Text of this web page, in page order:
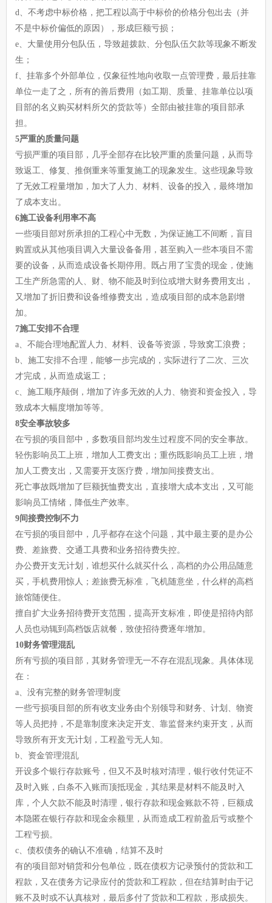
d、不考虑中标价格，把工程以高于中标价的价格分包出去（并
不是中标价偏低的原因），形成巨额亏损；
e、大量使用分包队伍，导致超拨款、分包队伍欠款等现象不断发
生；
f、挂靠多个外部单位，仅象征性地向收取一点管理费，最后挂靠
单位一走了之，所有的善后费用（如工期、质量、挂靠单位以项
目部的名义购买材料所欠的货款等）全部由被挂靠的项目部承
担。
5严重的质量问题
亏损严重的项目部，几乎全部存在比较严重的质量问题，从而导
致返工、修复、推倒重来等重复施工的现象发生。这些现象导致
了无效工程量增加，加大了人力、材料、设备的投入，最终增加
了成本支出。
6施工设备利用率不高
一些项目部对所承担的工程心中无数，为保证施工不间断，盲目
购置或从其他项目调入大量设备备用，甚至购入一些本项目不需
要的设备，从而造成设备长期停用。既占用了宝贵的现金，使施
工生产所急需的人、财、物不能及时到位或增大财务费用支出，
又增加了折旧费和设备维修费支出，造成项目部的成本急剧增
加。
7施工安排不合理
a、不能合理地配置人力、材料、设备等资源，导致窝工浪费；
b、施工安排不合理，能够一步完成的，实际进行了二次、三次
才完成，从而造成返工；
c、施工顺序颠倒，增加了许多无效的人力、物资和资金投入，导
致成本大幅度增加等等。
8安全事故较多
在亏损的项目部中，多数项目部均发生过程度不同的安全事故。
轻伤影响员工上班，增加人工费支出；重伤既影响员工上班，增
加人工费支出，又需要开支医疗费，增加间接费支出。
死亡事故既增加了巨额抚恤费支出，直接增大成本支出，又可能
影响员工情绪，降低生产效率。
9间接费控制不力
在亏损的项目部中，几乎都存在这个问题，其中最主要的是办公
费、差旅费、交通工具费和业务招待费失控。
办公费开支无计划，谁想买什么就买什么，高档的办公用品随意
买，手机费用惊人；差旅费无标准，飞机随意坐，什么样的高档
旅馆随便住。
擅自扩大业务招待费开支范围，提高开支标准，即使是招待内部
人员也动辄到高档饭店就餐，致使招待费逐年增加。
10财务管理混乱
所有亏损的项目部，其财务管理无一不存在混乱现象。具体体现
在：
a、没有完整的财务管理制度
一些亏损项目部的所有收支业务由个别领导和财务、计划、物资
等人员把持，不是靠制度来决定开支、靠监督来约束开支，从而
导致所有开支无计划，工程盈亏无人知。
b、资金管理混乱
开设多个银行存款账号，但又不及时核对清理，银行收付凭证不
及时入账，白条不入账而顶抵现金，其结果是材料不能及时入
库，个人欠款不能及时清理，银行存款和现金账款不符，巨额成
本隐匿在银行存款和现金余额里，从而造成工程前盈后亏或整个
工程亏损。
c、债权债务的确认不准确，结算不及时
有的项目部对销货和分包单位，既在债权方记录预付的货款和工
程款，又在债务方记录应付的货款和工程款，但在结算时由于记
账不及时或不认真核对，最后多付了货款和工程款，形成损失。